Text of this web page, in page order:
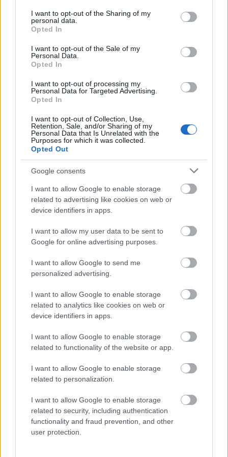
not limited to your visit or usage behaviour. You may click to
grant or deny consent to Google and its third-party tags to
use your data for below specified purposes in below Google
consent section.
I want to opt-out of the Sharing of my
personal data.
Opted In
I want to opt-out of the Sale of my
Personal Data.
Opted In
I want to opt-out of processing my
Personal Data for Targeted Advertising.
Opted In
I want to opt-out of Collection, Use,
Retention, Sale, and/or Sharing of my
Personal Data that Is Unrelated with the
Purposes for which it was collected.
Opted Out
Google consents
I want to allow Google to enable storage
related to advertising like cookies on web or
device identifiers in apps.
I want to allow my user data to be sent to
Google for online advertising purposes.
I want to allow Google to send me
personalized advertising.
I want to allow Google to enable storage
related to analytics like cookies on web or
device identifiers in apps.
I want to allow Google to enable storage
related to functionality of the website or app.
I want to allow Google to enable storage
related to personalization.
I want to allow Google to enable storage
related to security, including authentication
functionality and fraud prevention, and other
user protection.
A történet négy operaénekesről szól, és felvet
egy igen élő kérdést: hol ér véget a magánember
és hol kezdődik a művész. El lehet egyáltalán
választani egyiket a másiktól?
Minden szakma az ember halálával ér véget. Az
operaénekesi lét talán annyiban különbözik a
adottsággal, nem elég tanulni és keményen dolgozni
ahhoz, hogy operaénekesként sikeres legyen valaki.
Szoktam is mondani, hogy próbált volna meg
Pavarotti az én hangommal karriert csinálni (nevet).
Az ő pályájuk jóval rövidebb is, mint a színészeké,
előadásban viszont éppen arról van szó, hogy hiába
öregszik meg az ember teste annyira, hogy bizonyos
követelményeknek már nem tud megfelelni, az
örökké játszani vágyó lélek azonban az övé marad.
Az előadás során a nagy négyes egy utolsó közös
fellépés erejéig visszatér, hogy kapjon egy kis
darabot a régi rajongásból, a színpadból.
Azonban már ők és a közönség sem a régi.
Meddig szabad szerepelni? Hogyan lehet
megőriznie az embernek egykori önmagát, hogy
A nagy négyesben – mely egy művészotthonban
játszódik – van ezzel kapcsolatban egy mondat, mely
majd. Viszont, ha nem vesszük észre, akkor
lényegében nem mindegy az egész? A memória
vár majd ránk idősen. Egyébként minden színész
más: a sorsát, a lelkét és a taníttatását tekintve is. Én
például soha nem azt tartottam, hogy csak akkor
vagyok színész, ha főszerepet játszom. Leginkább